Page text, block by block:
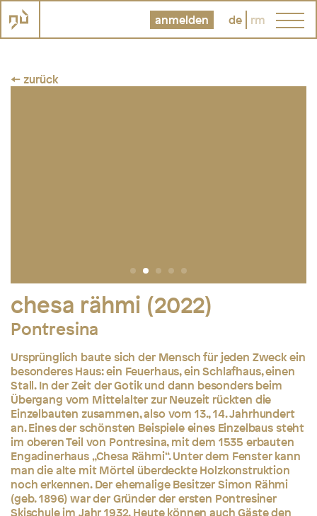
anmelden de rm
← zurück
chesa rähmi (2022)
Pontresina
Ursprünglich baute sich der Mensch für jeden Zweck ein
besonderes Haus: ein Feuerhaus, ein Schlafhaus, einen
Stall. In der Zeit der Gotik und dann besonders beim
Übergang vom Mittelalter zur Neuzeit rückten die
Einzelbauten zusammen, also vom 13., 14. Jahrhundert
an. Eines der schönsten Beispiele eines Einzelbaus steht
im oberen Teil von Pontresina, mit dem 1535 erbauten
Engadinerhaus „Chesa Rähmi“. Unter dem Fenster kann
man die alte mit Mörtel überdeckte Holzkonstruktion
noch erkennen. Der ehemalige Besitzer Simon Rähmi
(geb. 1896) war der Gründer der ersten Pontresiner
Skischule im Jahr 1932. Heute können auch Gäste den